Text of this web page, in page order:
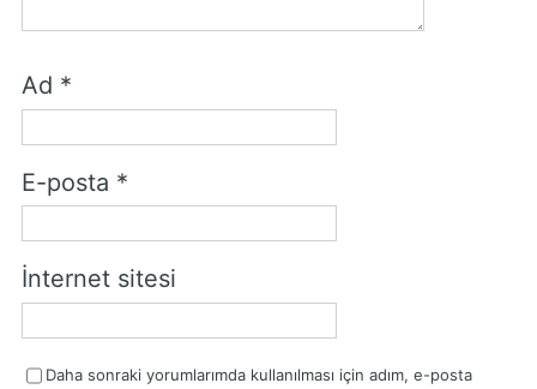
Ad *
E-posta *
İnternet sitesi
Daha sonraki yorumlarımda kullanılması için adım, e-posta